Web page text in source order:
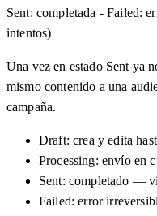
Sent: completada - Failed:
intentos)
Una vez en estado Sent ya
mismo contenido a una
campaña.
Draft: crea y edita
Processing: envío en
Sent: completado —
Failed: error